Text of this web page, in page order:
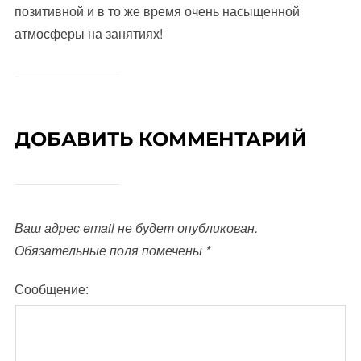
позитивной и в то же время очень насыщенной
атмосферы на занятиях!
ДОБАВИТЬ КОММЕНТАРИЙ
Ваш адрес email не будет опубликован.
Обязательные поля помечены *
Сообщение: